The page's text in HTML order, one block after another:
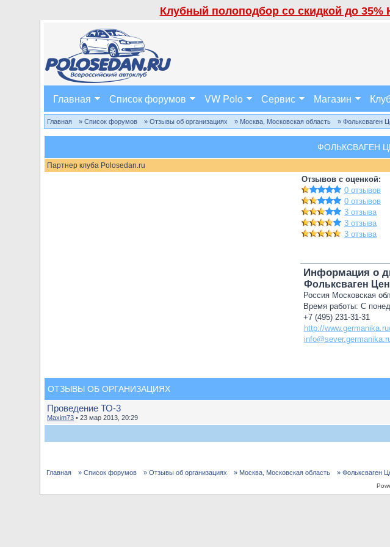
Клубный полоподбор со скидкой до
Главная Список форумов VW Polo Сервис Магазин
Главная » Список форумов » Отзывы об организациях » Москва, Московская область » Фольксваген
ФОЛЬКСВАГЕН
Партнер клуба Polosedan.ru
Отзывов с оценкой:
0 отзывов
0 отзывов
3 отзыва
3 отзыва
3 отзыва
Информация о
Фольксваген
Россия Московская
Время работы: С
+7 (495) 231-31-31
http://
ОТЗЫВЫ ОБ ОРГАНИЗАЦИЯХ
Проведение ТО-3
Maxim73 • 23 мар 2013, 20:29
Главная » Список форумов » Отзывы об организациях » Москва, Московская область » Фольксваген